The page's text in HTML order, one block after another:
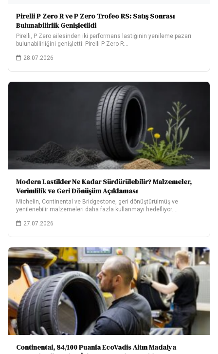
Pirelli P Zero R ve P Zero Trofeo RS: Satış Sonrası
Bulunabilirlik Genişletildi
Pirelli, P Zero ailesinden iki performans lastiğinin yenileme pazarı
bulunabilirliğini genişletti: Pirelli P Zero R…
28.07.2026
Modern Lastikler Ne Kadar Sürdürülebilir? Malzemeler,
Verimlilik ve Geri Dönüşüm Açıklaması
Michelin, Continental ve Bridgestone, geri dönüştürülmüş ve
yenilenebilir malzemeleri daha fazla kullanmayı hedefliyor.
27.07.2026
Continental, 84/100 Puanla EcoVadis Altın Madalya